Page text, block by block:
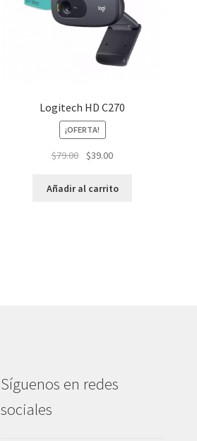
Logitech HD C270
¡OFERTA!
$79.00
original
$39.00El
actual
Añadir al carrito
Síguenos en redes
sociales